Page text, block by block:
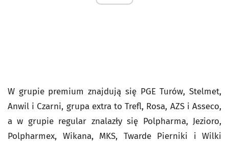
W grupie premium znajdują się PGE Turów, Stelmet,
Anwil i Czarni, grupa extra to Trefl, Rosa, AZS i Asseco,
a w grupie regular znalazły się Polpharma, Jezioro,
Polpharmex, Wikana, MKS, Twarde Pierniki i Wilki